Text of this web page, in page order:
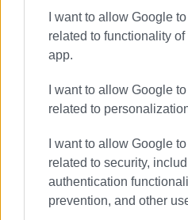
I want to allow Google
related to functionality
app.
I want to allow Google
related to
I want to allow Google
related to security,
authentication
prevention, and other
Ακολουθήστε το